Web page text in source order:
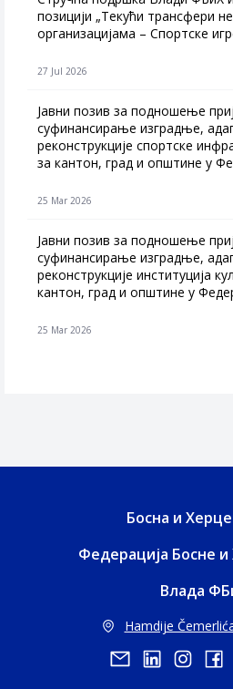
позицији „Текући трансфери
организацијама – Спортске
27 Jul 2026
Jавни позив за подношење
суфинансирање изградње,
реконструкције спортске
за кантон, град и општине у
25 Mar 2026
Јавни позив за подношење
суфинансирање изградње,
реконструкције институција
кантон, град и општине у
25 Mar 2026
Босна и
Федерација Босне
Влада
Hamdije